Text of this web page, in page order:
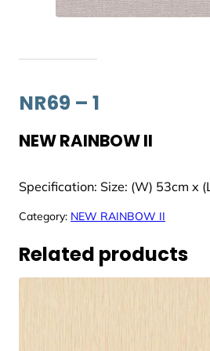
NR69 – 1
NEW RAINBOW II
Specification: Size: (W) 53cm x
Category: NEW RAINBOW II
Related products